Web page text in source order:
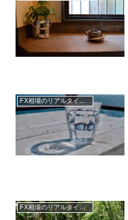
FX相場のリアルタイム情報
FX相場のリアルタイム情報